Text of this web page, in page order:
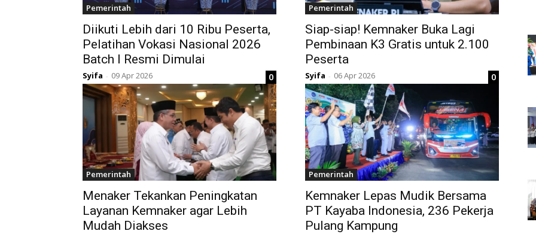
Pemerintah
Diikuti Lebih dari 10 Ribu Peserta,
Pelatihan Vokasi Nasional 2026
Batch I Resmi Dimulai
Syifa - 09 Apr 2026 0
Pemerintah
Siap-siap! Kemnaker Buka Lagi
Pembinaan K3 Gratis untuk 2.100
Peserta
Syifa - 06 Apr 2026 0
Pemerintah
Menaker Tekankan Peningkatan
Layanan Kemnaker agar Lebih
Mudah Diakses
Pemerintah
Kemnaker Lepas Mudik Bersama
PT Kayaba Indonesia, 236 Pekerja
Pulang Kampung